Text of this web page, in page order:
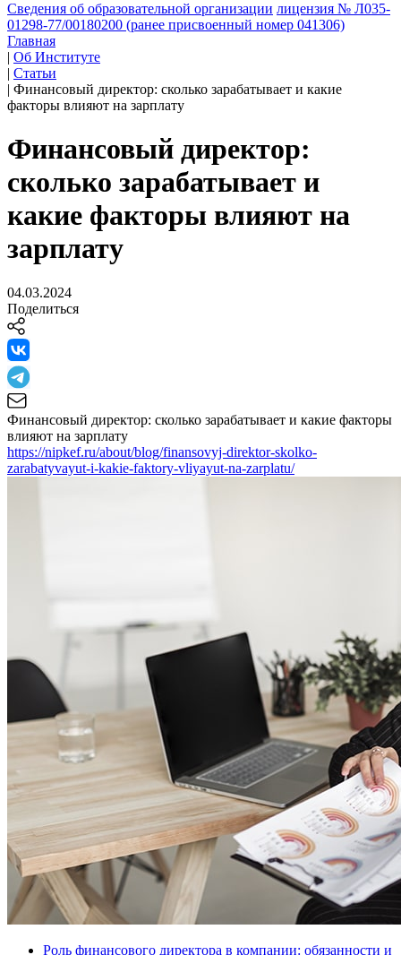
Сведения об образовательной организации лицензия № Л035-
01298-77/00180200 (ранее присвоенный номер 041306)
Главная
| Об Институте
| Статьи
| Финансовый директор: сколько зарабатывает и какие
факторы влияют на зарплату
Финансовый директор:
сколько зарабатывает и
какие факторы влияют на
зарплату
04.03.2024
Поделиться
Финансовый директор: сколько зарабатывает и какие факторы
влияют на зарплату
https://nipkef.ru/about/blog/finansovyj-direktor-skolko-
zarabatyvayut-i-kakie-faktory-vliyayut-na-zarplatu/
Роль финансового директора в компании: обязанности и